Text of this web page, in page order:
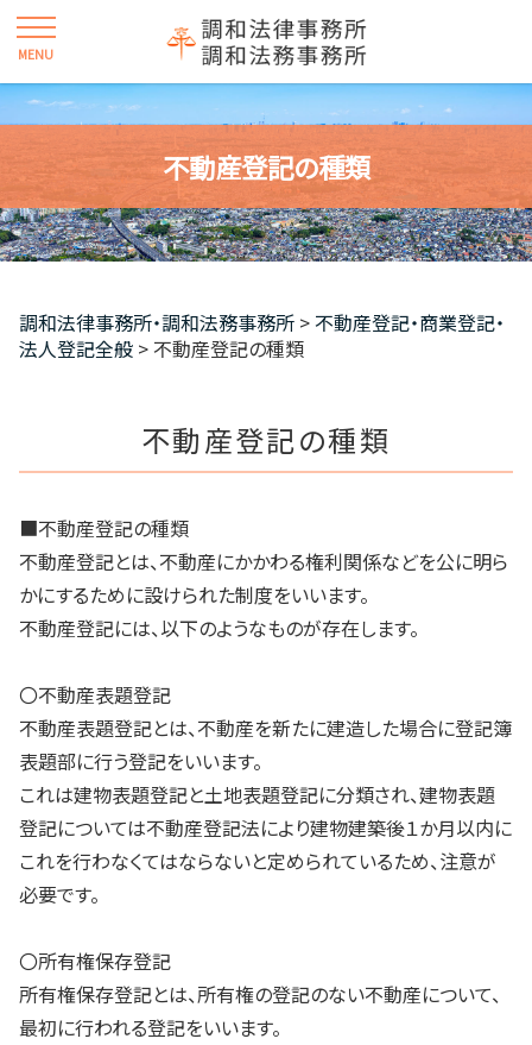
不動産登記の種類
調和法律事務所・調和法務事務所 >不動産登記・商業登記・
法人登記全般 > 不動産登記の種類
不動産登記の種類
■不動産登記の種類
不動産登記とは、不動産にかかわる権利関係などを公に明ら
かにするために設けられた制度をいいます。
不動産登記には、以下のようなものが存在します。
〇不動産表題登記
不動産表題登記とは、不動産を新たに建造した場合に登記簿
表題部に行う登記をいいます。
これは建物表題登記と土地表題登記に分類され、建物表題
登記については不動産登記法により建物建築後１か月以内に
これを行わなくてはならないと定められているため、注意が
必要です。
〇所有権保存登記
所有権保存登記とは、所有権の登記のない不動産について、
最初に行われる登記をいいます。